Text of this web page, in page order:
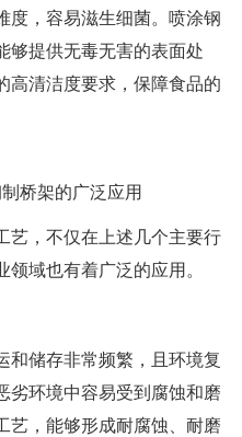
度，容易滋生细菌。喷涂钢
够提供无毒无害的表面处
高清洁度要求，保障食品的
桥架的广泛应用
艺，不仅在上述几个主要行
域也有着广泛的应用。
和储存非常频繁，且环境复
劣环境中容易受到腐蚀和磨
艺，能够形成耐腐蚀、耐磨